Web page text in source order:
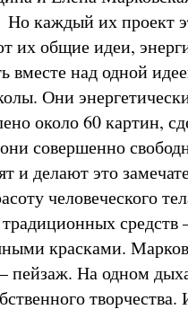
Но каждый их проект
их общие идеи,
вместе над одной
Они
около 60 картин,
совершенно
и делают это
человеческого
средств
красками.
пейзаж. На одном